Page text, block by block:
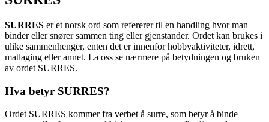
SURRES er et norsk ord som refererer til en handling hvor man
binder eller snører sammen ting eller gjenstander. Ordet kan brukes i
ulike sammenhenger, enten det er innenfor hobbyaktiviteter, idrett,
matlaging eller annet. La oss se nærmere på betydningen og bruken
av ordet SURRES.
Hva betyr SURRES?
Ordet SURRES kommer fra verbet å surre, som betyr å binde